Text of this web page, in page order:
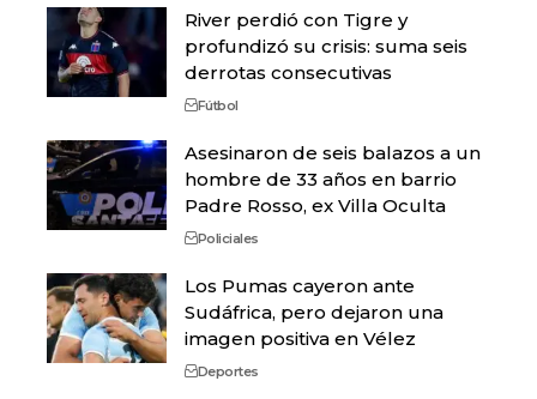
River perdió con Tigre y
profundizó su crisis: suma seis
derrotas consecutivas
Fútbol
Asesinaron de seis balazos a un
hombre de 33 años en barrio
Padre Rosso, ex Villa Oculta
Policiales
Los Pumas cayeron ante
Sudáfrica, pero dejaron una
imagen positiva en Vélez
Deportes